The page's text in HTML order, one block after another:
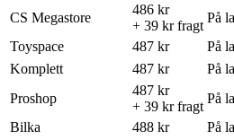
CS Megastore
486 kr
+ 39 kr fragt
På
Toyspace 487 kr På
Komplett 487 kr På
Proshop
487 kr
+ 39 kr fragt
På
Bilka 488 kr På